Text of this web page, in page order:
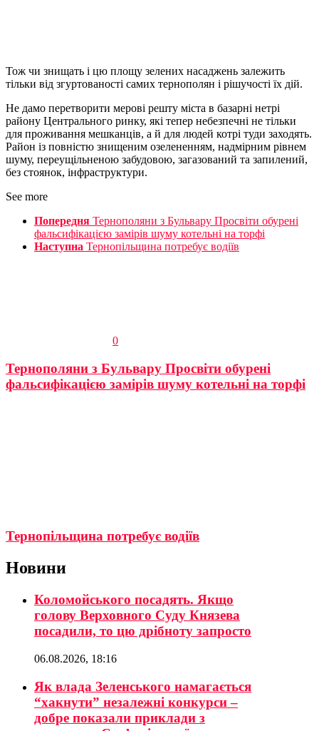
Тож чи знищать і цю площу зелених насаджень залежить
тільки від згуртованості самих тернополян і рішучості їх дій.
Не дамо перетворити мерові решту міста в базарні нетрі
району Центрального ринку, які тепер небезпечні не тільки
для проживання мешканців, а й для людей котрі туди заходять.
Район із повністю знищеним озелененням, надмірним рівнем
шуму, переущільненою забудовою, загазований та запилений,
без стоянок, інфраструктури.
See more
Попередня Тернополяни з Бульвару Просвіти обурені
фальсифікацією замірів шуму котельні на торфі
Наступна Тернопільщина потребує водіїв
0
Тернополяни з Бульвару Просвіти обурені
фальсифікацією замірів шуму котельні на торфі
Тернопільщина потребує водіїв
Новини
Коломойського посадять. Якщо
голову Верховного Суду Князева
посадили, то цю дрібноту запросто
06.08.2026, 18:16
Як влада Зеленського намагається
“хакнути” незалежні конкурси –
добре показали приклади з